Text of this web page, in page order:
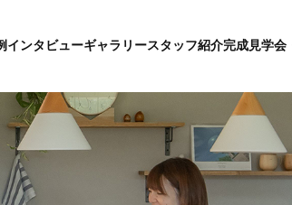
インタビューギャラリースタッフ紹介完成見学会